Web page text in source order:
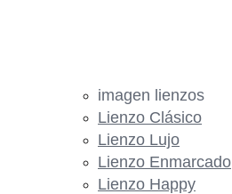
imagen lienzos
Lienzo Clásico
Lienzo Lujo
Lienzo Enmarcado
Lienzo Happy